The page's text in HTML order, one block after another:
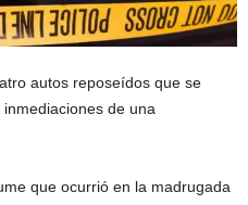
autos reposeídos que se
de una
que ocurrió en la madrugada